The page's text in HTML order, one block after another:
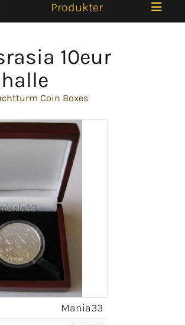
Produkter
10eur
Coin Boxes
Mania33